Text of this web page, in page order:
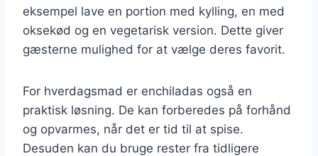
eksempel lave en portion med kylling, en med
oksekød og en vegetarisk version. Dette giver
gæsterne mulighed for at vælge deres favorit.
For hverdagsmad er enchiladas også en
praktisk løsning. De kan forberedes på forhånd
og opvarmes, når det er tid til at spise.
Desuden kan du bruge rester fra tidligere